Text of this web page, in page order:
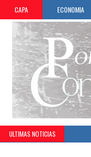
CAPA ECONOMIA
ULTIMAS NOTICIAS